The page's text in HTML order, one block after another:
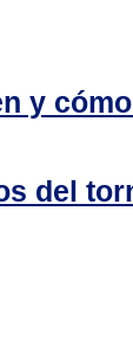
y
del